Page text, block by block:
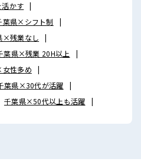
かす
葉県×シフト制
×残業なし
葉県×残業 20H以上
性多め
葉県×30代が活躍
千葉県×50代以上も活躍